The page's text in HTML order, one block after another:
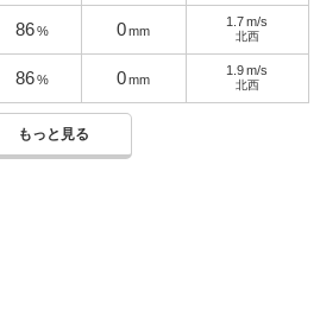
86 % 0 mm
1.7 m/s
北西
86 % 0 mm
1.9 m/s
北西
もっと見る